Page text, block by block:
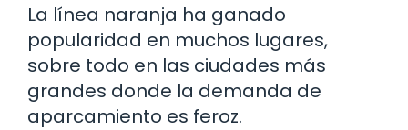
La línea naranja ha ganado
popularidad en muchos lugares,
sobre todo en las ciudades más
grandes donde la demanda de
aparcamiento es feroz.